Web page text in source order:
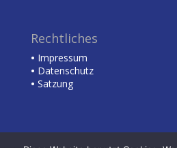
Rechtliches
• Impressum
• Datenschutz
• Satzung